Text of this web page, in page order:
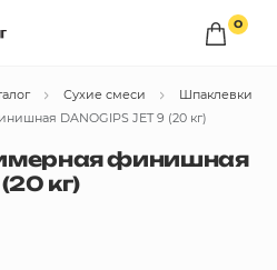
0
по оптовым ценам.
Сухие смеси
Шпаклевки
DANOGIPS JET 9 (20 кг)
финишная
кг)